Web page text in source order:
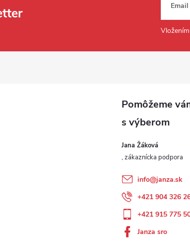
Email
Jana Žáková
info@janza.sk
+421 904 326
+421 915 775
Janza sro